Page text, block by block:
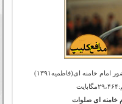
خامنه ای(فاطمیه۱۳۹۱)
خامنه ای صلوات